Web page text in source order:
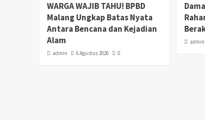
WARGA WAJIB TAHU! BPBD
Malang Ungkap Batas Nyata
Antara Bencana dan Kejadian
Alam
admin 6 Agustus 2026 0
admin